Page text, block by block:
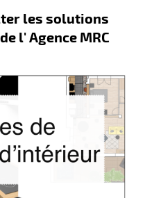
les solutions
l' Agence MRC